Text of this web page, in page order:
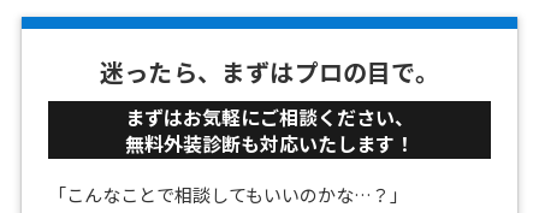
迷ったら、まずはプロの目で。
まずはお気軽にご相談ください、
無料外装診断も対応いたします！
「こんなことで相談してもいいのかな…？」